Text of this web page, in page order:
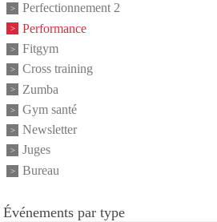
Perfectionnement 2
Performance
Fitgym
Cross training
Zumba
Gym santé
Newsletter
Juges
Bureau
Événements par type